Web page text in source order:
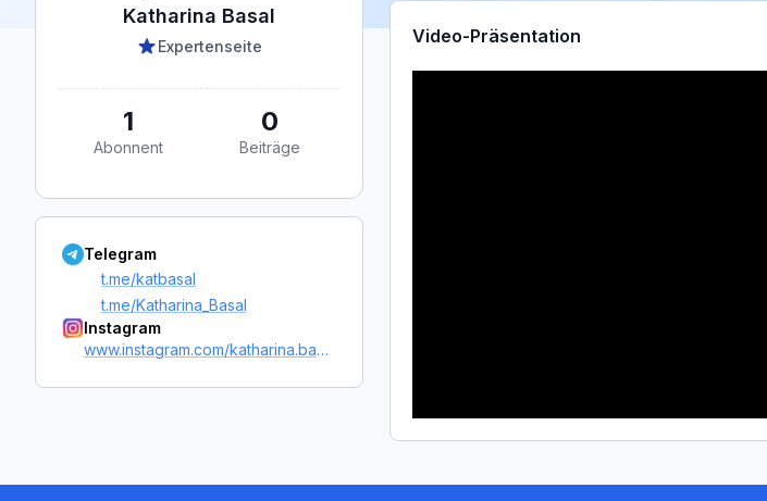
Katharina Basal
Expertenseite
1
Abonnent
0
Beiträge
Telegram
t.me/katbasal
t.me/Katharina_Basal
Instagram
www.instagram.com/katharina.basal
Video-Präsentation